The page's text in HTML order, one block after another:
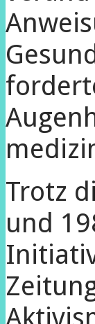
Trotz
und